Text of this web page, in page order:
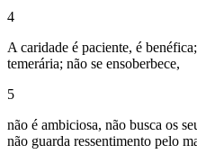
4
A caridade é paciente, é
temerária; não se ensoberbece,
5
não é ambiciosa, não busca os
não guarda ressentimento pelo